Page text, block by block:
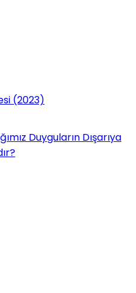
(2023)
Duyguların Dışarıya